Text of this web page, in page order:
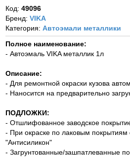
Код: 49096
Бренд: VIKA
Категория: Автоэмали металлики
Полное наименование:
- Автоэмаль VIKA металлик 1л
Описание:
- Для ремонтной окраски кузова
- Наносится на предварительно
ПОДЛОЖКИ:
- Отшлифованное заводское
- При окраске по лаковым
"Антисиликон"
- Загрунтованные/зашпатлеванные